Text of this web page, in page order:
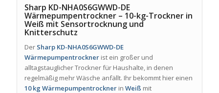
Sharp KD-NHA0S6GWWD-DE
Wärmepumpentrockner – 10-kg-Trockner in
Weiß mit Sensortrocknung und
Knitterschutz
Der Sharp KD-NHA0S6GWWD-DE
Wärmepumpentrocknerist ein großer und
alltagstauglicher Trockner für Haushalte, in denen
regelmäßig mehr Wäsche anfällt. Ihr bekommt hier einen
10 kg Wärmepumpentrocknerin Weiß mit